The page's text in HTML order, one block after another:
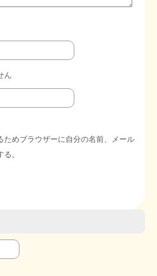
ん
ためブラウザーに自分の名前、メール
。